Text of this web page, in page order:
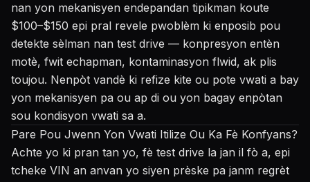
nan yon mekanisyen endepandan tipikman koute
$100–$150 epi pral revele pwoblèm ki enposib pou
detekte sèlman nan test drive — konpresyon entèn
motè, fwit echapman, kontaminasyon flwid, ak plis
toujou. Nenpòt vandè ki refize kite ou pote vwati a bay
yon mekanisyen pa ou ap di ou yon bagay enpòtan
sou kondisyon vwati sa a.
Pare Pou Jwenn Yon Vwati Itilize Ou Ka Fè Konfyans?
Achte yo ki pran tan yo, fè test drive la jan il fò a, epi
tcheke VIN an anvan yo siyen prèske pa janm regrèt